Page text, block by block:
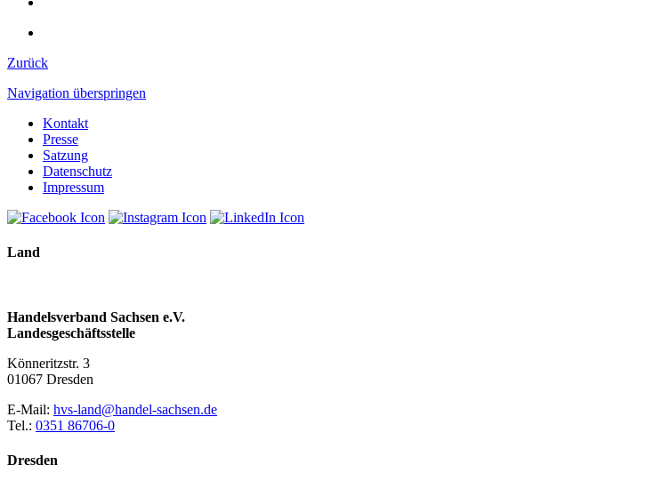
Zurück
Navigation überspringen
Kontakt
Presse
Satzung
Datenschutz
Impressum
Land
Handelsverband Sachsen e.V.
Landesgeschäftsstelle
Könneritzstr. 3
01067 Dresden
E-Mail: hvs-land@handel-sachsen.de
Tel.: 0351 86706-0
Dresden